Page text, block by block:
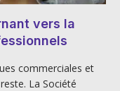
vers la
commerciales et
La Société